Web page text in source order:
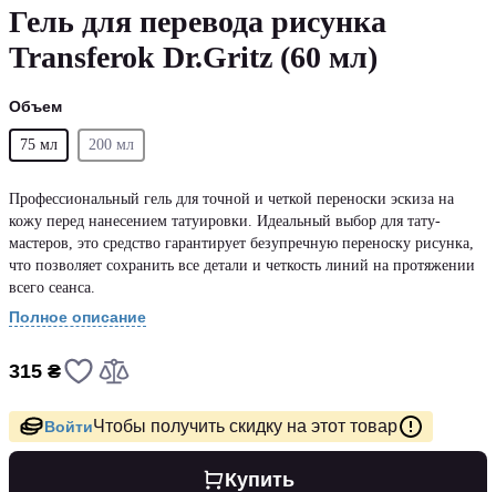
Гель для перевода рисунка
Transferok Dr.Gritz (60 мл)
Объем
75 мл 200 мл
Профессиональный гель для точной и четкой переноски эскиза на
кожу перед нанесением татуировки. Идеальный выбор для тату-
мастеров, это средство гарантирует безупречную переноску рисунка,
что позволяет сохранить все детали и четкость линий на протяжении
всего сеанса.
Полное описание
315 ₴
ВойтиЧтобы получить скидку на этот товар
Купить